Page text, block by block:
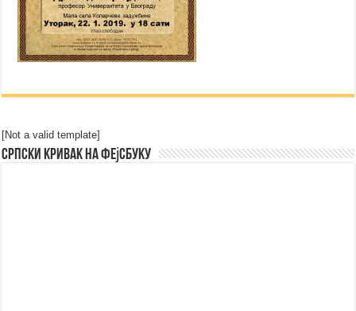
[Not a valid template]
Српски Кривак на Фејсбуку